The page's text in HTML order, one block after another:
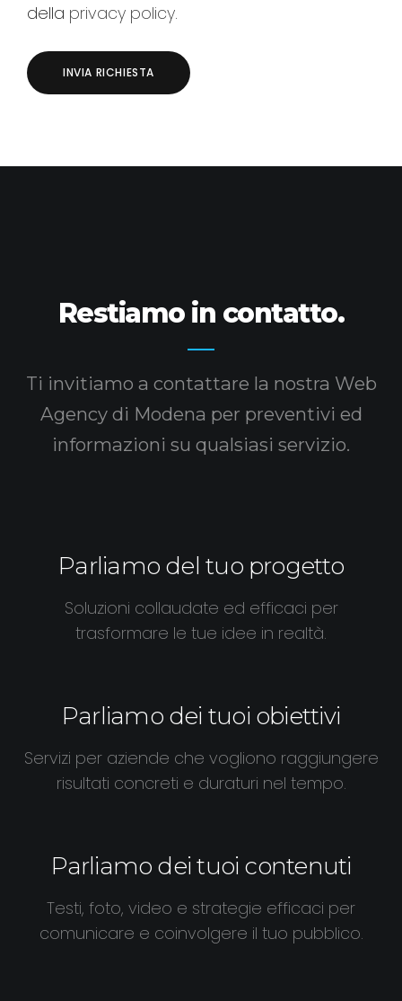
della privacy policy.
Restiamo in contatto.
Ti invitiamo a contattare la nostra Web
Agency di Modena per preventivi ed
informazioni su qualsiasi servizio.
Parliamo del tuo progetto
Soluzioni collaudate ed efficaci per
trasformare le tue idee in realtà.
Parliamo dei tuoi obiettivi
Servizi per aziende che vogliono raggiungere
risultati concreti e duraturi nel tempo.
Parliamo dei tuoi contenuti
Testi, foto, video e strategie efficaci per
comunicare e coinvolgere il tuo pubblico.